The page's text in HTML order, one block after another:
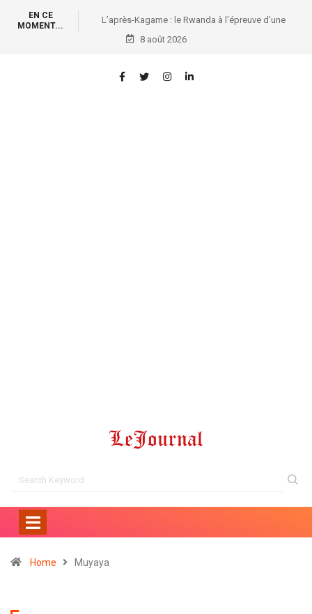
EN CE
MOMENT...
l’épreuve d’une
Affaires foncières et ENA: Première vague de
formation des conservateurs des titres immobiliers
8 août 2026
Home Muyaya